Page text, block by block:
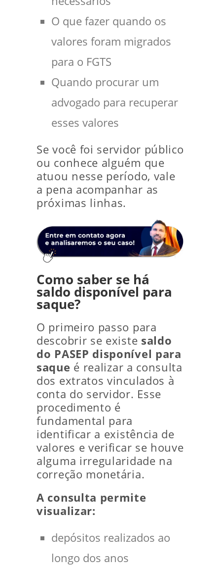
O que fazer quando os
valores foram migrados
para o FGTS
Quando procurar um
advogado para recuperar
esses valores
Se você foi servidor público
ou conhece alguém que
atuou nesse período, vale
a pena acompanhar as
próximas linhas.
Como saber se há
saldo disponível para
saque?
O primeiro passo para
descobrir se existe saldo
do PASEP disponível para
saque é realizar a consulta
dos extratos vinculados à
conta do servidor. Esse
procedimento é
fundamental para
identificar a existência de
valores e verificar se houve
alguma irregularidade na
correção monetária.
A consulta permite
visualizar:
depósitos realizados ao
longo dos anos